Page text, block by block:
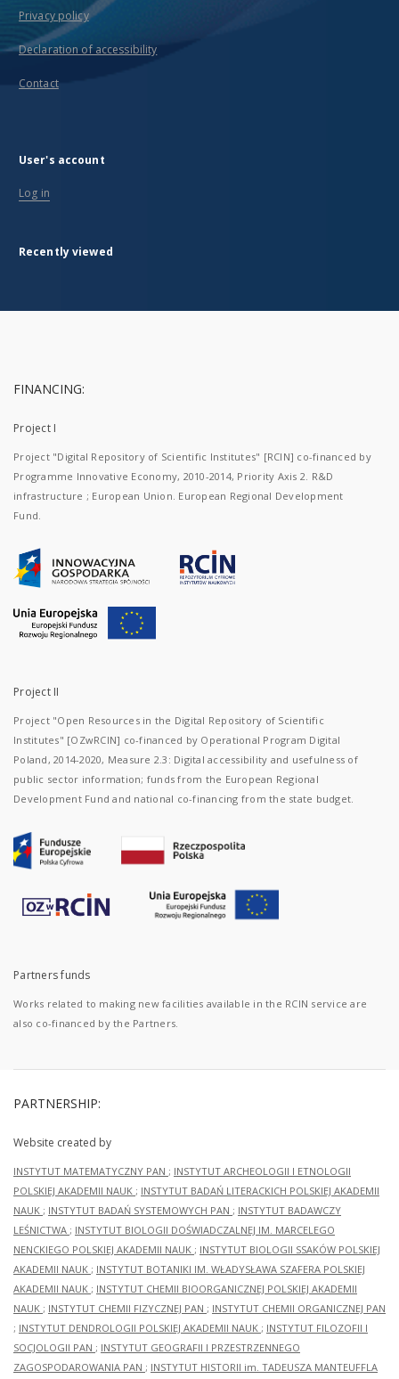
Privacy policy
Declaration of accessibility
Contact
User's account
Log in
Recently viewed
FINANCING:
Project I
Project "Digital Repository of Scientific Institutes" [RCIN] co-financed by
Programme Innovative Economy, 2010-2014, Priority Axis 2. R&D
infrastructure ; European Union. European Regional Development
Fund.
Project II
Project "Open Resources in the Digital Repository of Scientific
Institutes" [OZwRCIN] co-financed by Operational Program Digital
Poland, 2014-2020, Measure 2.3: Digital accessibility and usefulness of
public sector information; funds from the European Regional
Development Fund and national co-financing from the state budget.
Partners funds
Works related to making new facilities available in the RCIN service are
also co-financed by the Partners.
PARTNERSHIP:
Website created by
INSTYTUT MATEMATYCZNY PAN ; INSTYTUT ARCHEOLOGII I ETNOLOGII
POLSKIEJ AKADEMII NAUK ; INSTYTUT BADAŃ LITERACKICH POLSKIEJ AKADEMII
NAUK ; INSTYTUT BADAŃ SYSTEMOWYCH PAN ; INSTYTUT BADAWCZY
LEŚNICTWA ; INSTYTUT BIOLOGII DOŚWIADCZALNEJ IM. MARCELEGO
NENCKIEGO POLSKIEJ AKADEMII NAUK ; INSTYTUT BIOLOGII SSAKÓW POLSKIEJ
AKADEMII NAUK ; INSTYTUT BOTANIKI IM. WŁADYSŁAWA SZAFERA POLSKIEJ
AKADEMII NAUK ; INSTYTUT CHEMII BIOORGANICZNEJ POLSKIEJ AKADEMII
NAUK ; INSTYTUT CHEMII FIZYCZNEJ PAN ; INSTYTUT CHEMII ORGANICZNEJ PAN
; INSTYTUT DENDROLOGII POLSKIEJ AKADEMII NAUK ; INSTYTUT FILOZOFII I
SOCJOLOGII PAN ; INSTYTUT GEOGRAFII I PRZESTRZENNEGO
ZAGOSPODAROWANIA PAN ; INSTYTUT HISTORII im. TADEUSZA MANTEUFFLA